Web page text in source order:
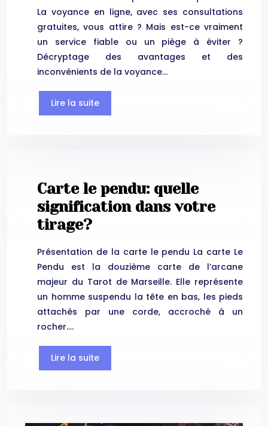
La voyance en ligne, avec ses consultations
gratuites, vous attire ? Mais est-ce vraiment
un service fiable ou un piège à éviter ?
Décryptage des avantages et des
inconvénients de la voyance…
Lire la suite
Carte le pendu: quelle
signification dans votre
tirage?
Présentation de la carte le pendu La carte Le
Pendu est la douzième carte de l’arcane
majeur du Tarot de Marseille. Elle représente
un homme suspendu la tête en bas, les pieds
attachés par une corde, accroché à un
rocher….
Lire la suite